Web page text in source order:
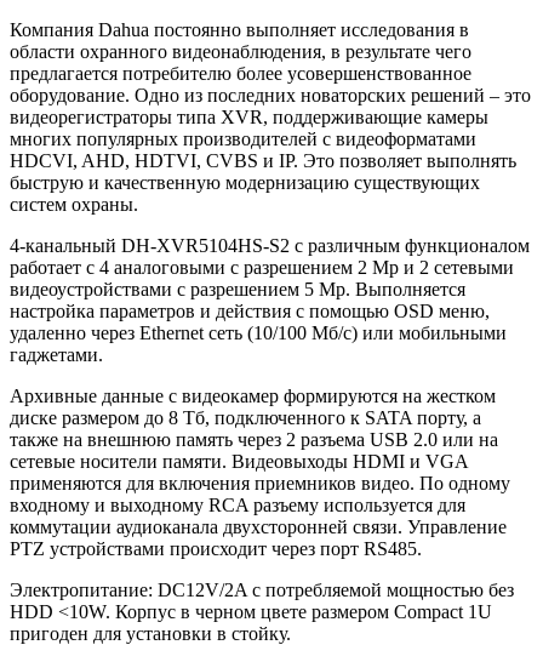
Компания Dahua постоянно выполняет исследования в
области охранного видеонаблюдения, в результате чего
предлагается потребителю более усовершенствованное
оборудование. Одно из последних новаторских решений – это
видеорегистраторы типа XVR, поддерживающие камеры
многих популярных производителей с видеоформатами
HDCVI, AHD, HDTVI, CVBS и IP. Это позволяет выполнять
быструю и качественную модернизацию существующих
систем охраны.
4-канальный DH-XVR5104HS-S2 с различным функционалом
работает с 4 аналоговыми с разрешением 2 Mp и 2 сетевыми
видеоустройствами с разрешением 5 Mp. Выполняется
настройка параметров и действия с помощью OSD меню,
удаленно через Ethernet сеть (10/100 Мб/с) или мобильными
гаджетами.
Архивные данные с видеокамер формируются на жестком
диске размером до 8 Тб, подключенного к SATA порту, а
также на внешнюю память через 2 разъема USB 2.0 или на
сетевые носители памяти. Видеовыходы HDMI и VGA
применяются для включения приемников видео. По одному
входному и выходному RCA разъему используется для
коммутации аудиоканала двухсторонней связи. Управление
PTZ устройствами происходит через порт RS485.
Электропитание: DC12V/2A с потребляемой мощностью без
HDD <10W. Корпус в черном цвете размером Compact 1U
пригоден для установки в стойку.